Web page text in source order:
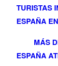
TURISTAS
ESPAÑA
MÁS
ESPAÑA